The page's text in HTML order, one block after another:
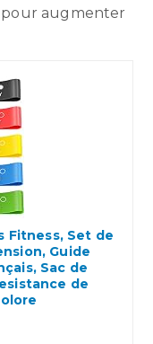
pour augmenter
Fitness, Set de
Guide
Sac de
de